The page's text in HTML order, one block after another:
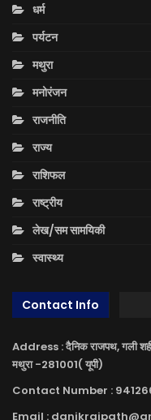
धर्म
पर्यटन
मथुरा
मनोरंजन
राजनीति
राज्य
राशिफल
राष्ट्रीय
लेख/सम सामयिकी
स्वास्थ्य
Contact Info
Address : दैनिक राजपथ, गली
मथुरा -281001( यूपी)
Contact Number :
Email :